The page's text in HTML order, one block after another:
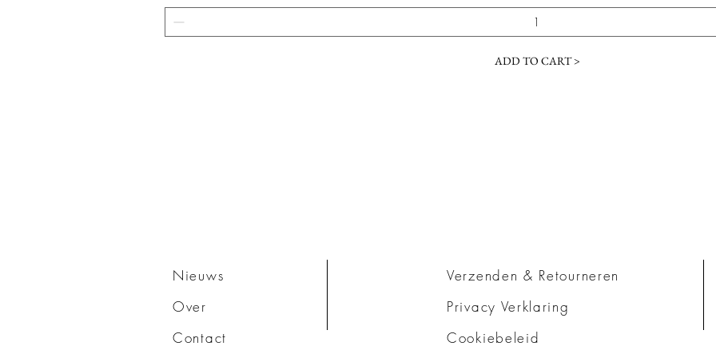
ADD TO CART >
Nieuws
Over
Contact
Verzenden & Retourneren
Privacy Verklaring
Cookiebeleid